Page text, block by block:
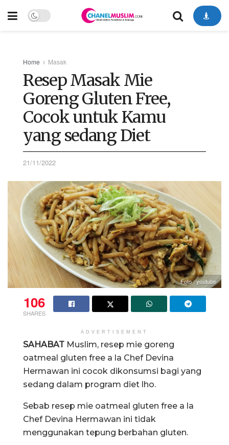
Home Masak
Resep Masak Mie
Goreng Gluten Free,
Cocok untuk Kamu
yang sedang Diet
21/11/2022
Foto : youtube
106
SHARES
ADVERTISEMENT
SAHABAT Muslim, resep mie goreng
oatmeal gluten free a la Chef Devina
Hermawan ini cocok dikonsumsi bagi yang
sedang dalam program diet lho.
Sebab resep mie oatmeal gluten free a la
Chef Devina Hermawan ini tidak
menggunakan tepung berbahan gluten.